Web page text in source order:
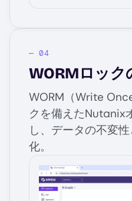
WORMロック
WORM（Write
クを備えたNutanix
し、データの不変
化。